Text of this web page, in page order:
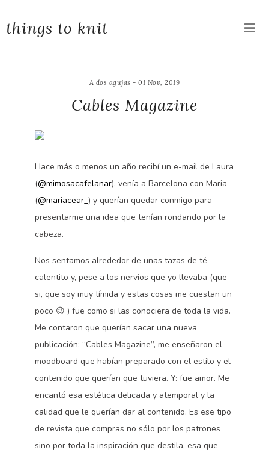
things to knit
A dos agujas - 01 Nov, 2019
Cables Magazine
Hace más o menos un año recibí un e-mail de Laura
(@mimosacafelanar), venía a Barcelona con Maria
(@mariacear_) y querían quedar conmigo para
presentarme una idea que tenían rondando por la
cabeza.
Nos sentamos alrededor de unas tazas de té
calentito y, pese a los nervios que yo llevaba (que
si, que soy muy tímida y estas cosas me cuestan un
poco 😉 ) fue como si las conociera de toda la vida.
Me contaron que querían sacar una nueva
publicación: “Cables Magazine”, me enseñaron el
moodboard que habían preparado con el estilo y el
contenido que querían que tuviera. Y: fue amor. Me
encantó esa estética delicada y atemporal y la
calidad que le querían dar al contenido. Es ese tipo
de revista que compras no sólo por los patrones
sino por toda la inspiración que destila, esa que